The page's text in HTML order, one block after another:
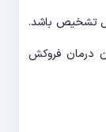
تشخیص باشد.
درمان فروکش